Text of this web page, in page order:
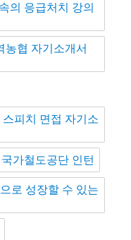
의 응급처치 강의
농협 자기소개서
스피치 면접 자기소
국가철도공단 인턴
로 성장할 수 있는